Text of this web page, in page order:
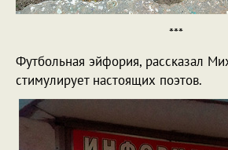
***
Футбольная эйфория, рассказал
стимулирует настоящих поэтов.